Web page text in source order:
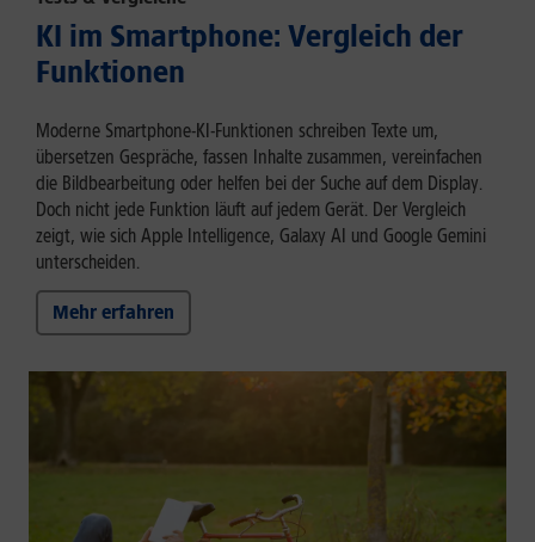
KI im Smartphone: Vergleich der
Funktionen
Moderne Smartphone-KI-Funktionen schreiben Texte um,
übersetzen Gespräche, fassen Inhalte zusammen, vereinfachen
die Bildbearbeitung oder helfen bei der Suche auf dem Display.
Doch nicht jede Funktion läuft auf jedem Gerät. Der Vergleich
zeigt, wie sich Apple Intelligence, Galaxy AI und Google Gemini
unterscheiden.
Mehr erfahren